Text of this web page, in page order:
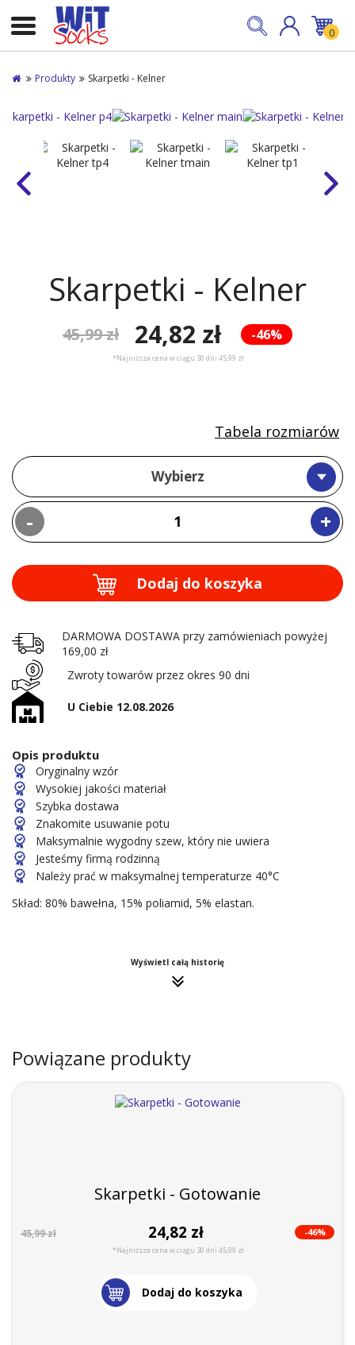
0
Produkty Skarpetki - Kelner
Skarpetki - Kelner
-46%
45,99 zł 24,82 zł
*Najniższa cena w ciągu 30 dni 45,99 zł
Wybierz
- +
Tabela rozmiarów
Dodaj do koszyka
DARMOWA DOSTAWA przy zamówieniach powyżej
169,00 zł
Zwroty towarów przez okres 90 dni
U Ciebie 12.08.2026
Opis produktu
Oryginalny wzór
Wysokiej jakości materiał
Szybka dostawa
Znakomite usuwanie potu
Maksymalnie wygodny szew, który nie uwiera
Jesteśmy firmą rodzinną
Należy prać w maksymalnej temperaturze 40°C
Skład: 80% bawełna, 15% poliamid, 5% elastan.
Wyświetl całą historię
Powiązane produkty
Skarpetki - Gotowanie
45,99 zł 24,82 zł -46%
*Najniższa cena w ciągu 30 dni 45,99 zł
Dodaj do koszyka